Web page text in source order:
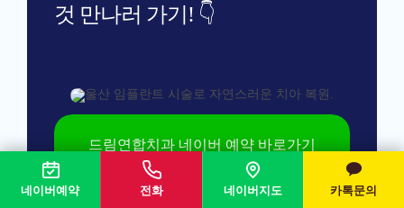
드림연합치과 카카오톡 문의 바로가기
네이버예약 전화 네이버지도 카톡문의